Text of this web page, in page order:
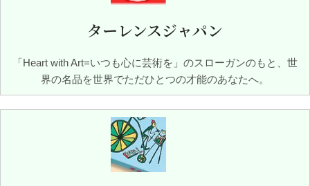
ターレンスジャパン
「Heart with Art=いつも心に芸術を」のスローガンのもと、世
界の名品を世界でただひとつの才能のあなたへ。